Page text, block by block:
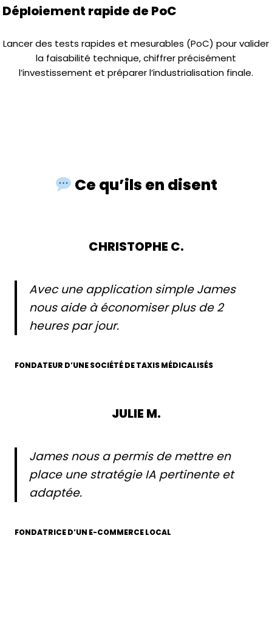
Déploiement rapide de PoC
Lancer des tests rapides et mesurables (PoC) pour valider
la faisabilité technique, chiffrer précisément
l’investissement et préparer l’industrialisation finale.
Ce qu’ils en disent
CHRISTOPHE C.
Avec une application simple James
nous aide à économiser plus de 2
heures par jour.
FONDATEUR D’UNE SOCIÉTÉ DE TAXIS MÉDICALISÉS
JULIE M.
James nous a permis de mettre en
place une stratégie IA pertinente et
adaptée.
FONDATRICE D’UN E-COMMERCE LOCAL